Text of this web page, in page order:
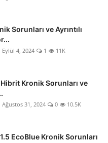
Sorunları ve Ayrıntılı
Eylül 4, 2024 1 11K
Hibrit Kronik Sorunları ve
Ağustos 31, 2024 0 10.5K
EcoBlue Kronik Sorunları